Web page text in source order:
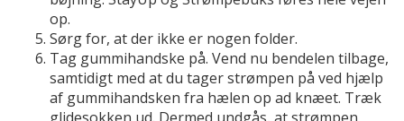
op.
Sørg for, at der ikke er nogen folder.
Tag gummihandske på. Vend nu bendelen tilbage,
samtidigt med at du tager strømpen på ved hjælp
af gummihandsken fra hælen op ad knæet. Træk